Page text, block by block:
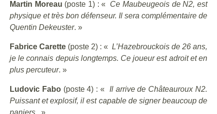
Martin Moreau (poste 1) : « Ce Maubeugeois de N2, est
physique et très bon défenseur. Il sera complémentaire de
Quentin Dekeuster. »
Fabrice Carette (poste 2) : « L’Hazebrouckois de 26 ans,
je le connais depuis longtemps. Ce joueur est adroit et en
plus percuteur. »
Ludovic Fabo (poste 4) : « Il arrive de Châteauroux N2.
Puissant et explosif, il est capable de signer beaucoup de
paniers.
»